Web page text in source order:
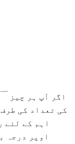
کی تعداد کی
اہم کے لئے
اوپر درجہ